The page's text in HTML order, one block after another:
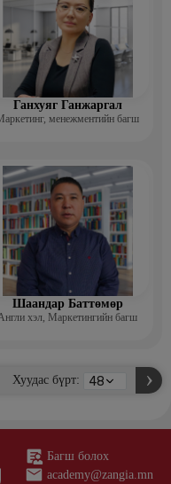
Ганхуяг Ганжаргал
менежментийн багш
Шаандар Баттөмөр
хэл, Маркетингийн багш
Хуудас бүрт:
Багш болох
academy@zangia.mn